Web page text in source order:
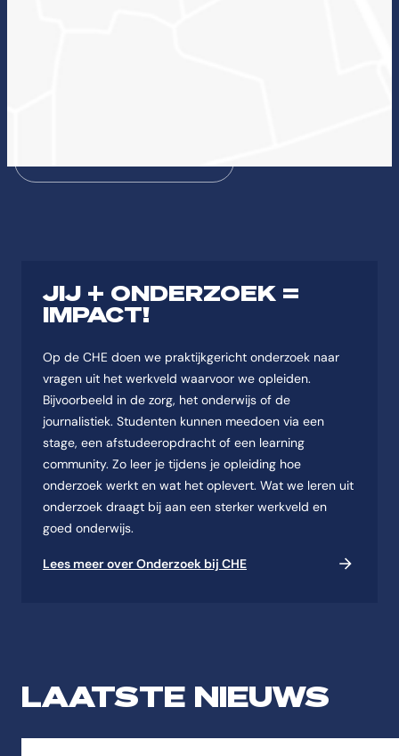
JIJ + ONDERZOEK =
IMPACT!
Op de CHE doen we praktijkgericht onderzoek naar
vragen uit het werkveld waarvoor we opleiden.
Bijvoorbeeld in de zorg, het onderwijs of de
journalistiek. Studenten kunnen meedoen via een
stage, een afstudeeropdracht of een learning
community. Zo leer je tijdens je opleiding hoe
onderzoek werkt en wat het oplevert. Wat we leren uit
onderzoek draagt bij aan een sterker werkveld en
goed onderwijs.
Lees meer over Onderzoek bij CHE
LAATSTE NIEUWS